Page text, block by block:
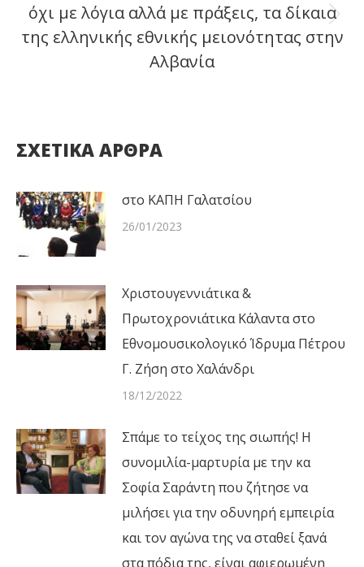
Next
post:
όχι με λόγια αλλά με πράξεις, τα δίκαια
της ελληνικής εθνικής μειονότητας στην
Αλβανία
ΣΧΕΤΙΚΑ ΑΡΘΡΑ
στο ΚΑΠΗ Γαλατσίου
26/01/2023
Χριστουγεννιάτικα &
Πρωτοχρονιάτικα Κάλαντα στο
Εθνομουσικολογικό Ίδρυμα Πέτρου
Γ. Ζήση στο Χαλάνδρι
18/12/2022
Σπάμε το τείχος της σιωπής! Η
συνομιλία-μαρτυρία με την κα
Σοφία Σαράντη που ζήτησε να
μιλήσει για την οδυνηρή εμπειρία
και τον αγώνα της να σταθεί ξανά
στα πόδια της, είναι αφιερωμένη